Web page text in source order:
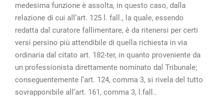
medesima funzione è assolta, in questo caso, dalla
relazione di cui all’art. 125 l. fall., la quale, essendo
redatta dal curatore fallimentare, è da ritenersi per certi
versi persino più attendibile di quella richiesta in via
ordinaria dal citato art. 182-ter, in quanto proveniente da
un professionista direttamente nominato dal Tribunale;
conseguentemente l’art. 124, comma 3, si rivela del tutto
sovrapponibile all’art. 161, comma 3, l.fall..